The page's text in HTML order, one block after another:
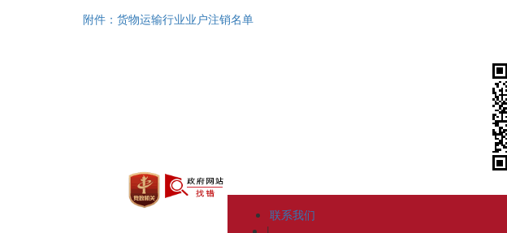
附件：货物运输行业业户注销名单
联系我们